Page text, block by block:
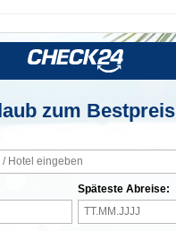
zum Bestpreis
Späteste Abreise: